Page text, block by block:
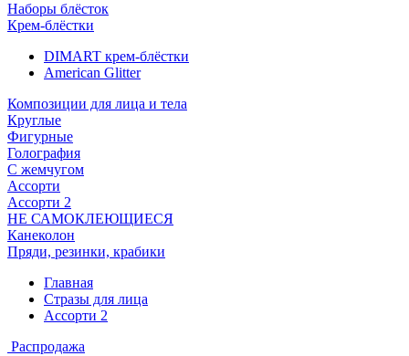
Наборы блёсток
Крем-блёстки
DIMART крем-блёстки
American Glitter
Композиции для лица и тела
Круглые
Фигурные
Голография
С жемчугом
Ассорти
Ассорти 2
НЕ САМОКЛЕЮЩИЕСЯ
Канеколон
Пряди, резинки, крабики
Главная
Стразы для лица
Ассорти 2
Распродажа